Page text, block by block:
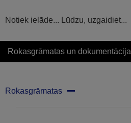
Notiek ielāde... Lūdzu, uzgaidiet...
Rokasgrāmatas un dokumentācija
Rokasgrāmatas